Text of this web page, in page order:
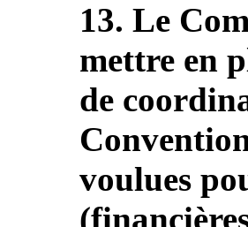
13. Le
mettre en
de
voulues